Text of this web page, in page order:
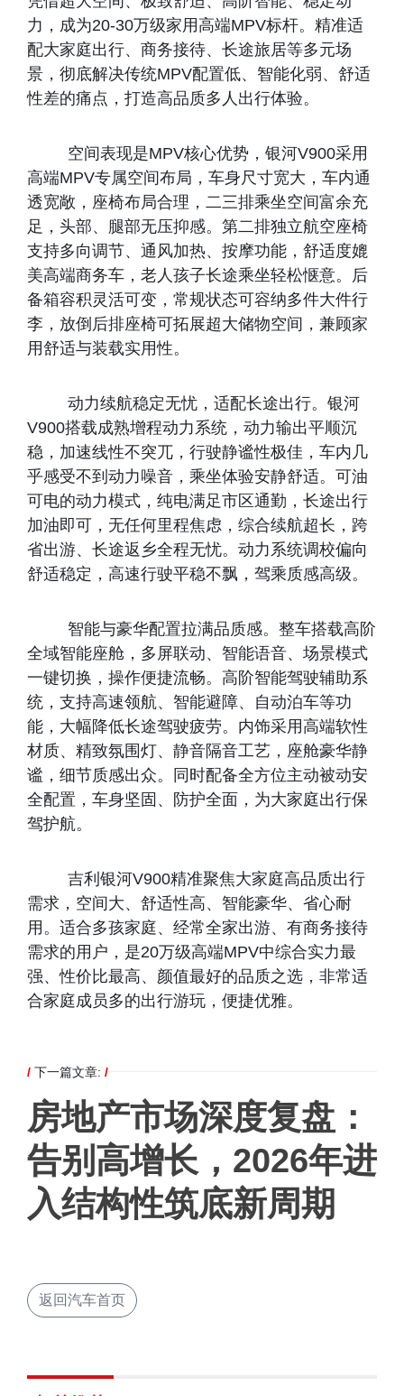
力，成为20-30万级家用高端MPV标杆。精准适
配大家庭出行、商务接待、长途旅居等多元场
景，彻底解决传统MPV配置低、智能化弱、舒适
性差的痛点，打造高品质多人出行体验。
空间表现是MPV核心优势，银河V900采用
高端MPV专属空间布局，车身尺寸宽大，车内通
透宽敞，座椅布局合理，二三排乘坐空间富余充
足，头部、腿部无压抑感。第二排独立航空座椅
支持多向调节、通风加热、按摩功能，舒适度媲
美高端商务车，老人孩子长途乘坐轻松惬意。后
备箱容积灵活可变，常规状态可容纳多件大件行
李，放倒后排座椅可拓展超大储物空间，兼顾家
用舒适与装载实用性。
动力续航稳定无忧，适配长途出行。银河
V900搭载成熟增程动力系统，动力输出平顺沉
稳，加速线性不突兀，行驶静谧性极佳，车内几
乎感受不到动力噪音，乘坐体验安静舒适。可油
可电的动力模式，纯电满足市区通勤，长途出行
加油即可，无任何里程焦虑，综合续航超长，跨
省出游、长途返乡全程无忧。动力系统调校偏向
舒适稳定，高速行驶平稳不飘，驾乘质感高级。
智能与豪华配置拉满品质感。整车搭载高阶
全域智能座舱，多屏联动、智能语音、场景模式
一键切换，操作便捷流畅。高阶智能驾驶辅助系
统，支持高速领航、智能避障、自动泊车等功
能，大幅降低长途驾驶疲劳。内饰采用高端软性
材质、精致氛围灯、静音隔音工艺，座舱豪华静
谧，细节质感出众。同时配备全方位主动被动安
全配置，车身坚固、防护全面，为大家庭出行保
驾护航。
吉利银河V900精准聚焦大家庭高品质出行
需求，空间大、舒适性高、智能豪华、省心耐
用。适合多孩家庭、经常全家出游、有商务接待
需求的用户，是20万级高端MPV中综合实力最
强、性价比最高、颜值最好的品质之选，非常适
合家庭成员多的出行游玩，便捷优雅。
/ 下一篇文章: /
房地产市场深度复盘：
告别高增长，2026年进
入结构性筑底新周期
返回汽车首页